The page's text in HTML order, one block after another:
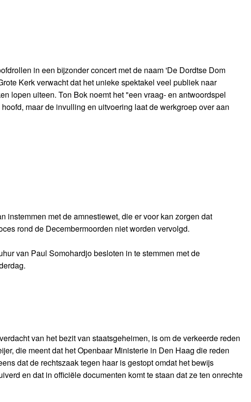
in een bijzonder concert met de naam 'De Dordtse Dom
Kerk verwacht dat het unieke spektakel veel publiek naar
lopen uiteen. Ton Bok noemt het "een vraag- en antwoordspel
maar de invulling en uitvoering laat de werkgroep over aan
instemmen met de amnestiewet, die er voor kan zorgen dat
rond de Decembermoorden niet worden vervolgd.
van Paul Somohardjo besloten in te stemmen met de
van het bezit van staatsgeheimen, is om de verkeerde reden
die meent dat het Openbaar Ministerie in Den Haag die reden
dat de rechtszaak tegen haar is gestopt omdat het bewijs
en dat in officiële documenten komt te staan dat ze ten onrechte